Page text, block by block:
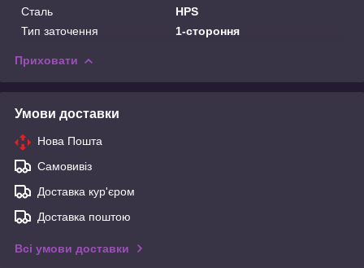
Сталь
HPS
Тип заточення
1-стороння
Приховати
Умови доставки
Нова Пошта
Самовивіз
Доставка кур'єром
Доставка поштою
Всі умови доставки